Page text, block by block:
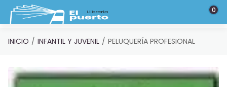
Saltar al contenido principal 0
INICIO INFANTIL Y JUVENIL PELUQUERÍA PROFESIONAL